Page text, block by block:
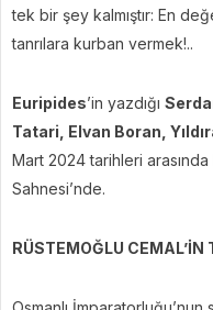
tek bir şey kalmıştır: En
tanrılara kurban vermek!..
Euripides’in yazdığı
Tatari, Elvan Boran,
Mart 2024 tarihleri
Sahnesi’nde.
RÜSTEMOĞLU CEMAL’İN